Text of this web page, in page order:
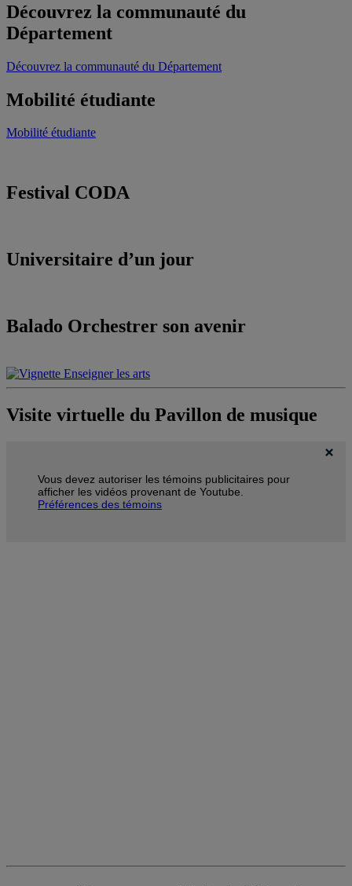
Découvrez la communauté du
Département
Découvrez la communauté du Département
Mobilité étudiante
Mobilité étudiante
Festival CODA
Universitaire d’un jour
Balado Orchestrer son avenir
Visite virtuelle du Pavillon de musique
Vous devez autoriser les témoins publicitaires pour
afficher les vidéos provenant de Youtube.
Préférences des témoins